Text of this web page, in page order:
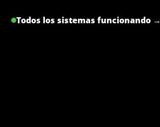
Todos los sistemas funcionando →